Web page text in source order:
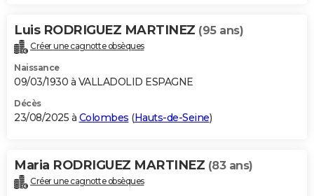
Dictionnaire
Biographies
Citations
Expressions
Proverbes
PROGRAMME TV
COPAINS D'AVANT
S'inscrire
Se connecter
Lycées
Collèges
Primaires
Universités
Entreprises
Service militaire
Avis de recherche
AVIS DE DÉCÈS
Bricolage
Lifestyle
Culture
Television
Voyage
Luis RODRIGUEZ MARTINEZ (95 ans)
Créer une cagnotte obsèques
Naissance
09/03/1930 à VALLADOLID ESPAGNE
Décès
23/08/2025 à Colombes (Hauts-de-Seine)
Maria RODRIGUEZ MARTINEZ (83 ans)
Créer une cagnotte obsèques